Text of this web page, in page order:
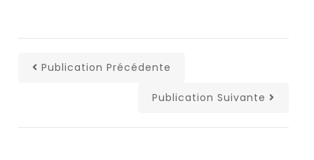
Publication Précédente
Publication Suivante